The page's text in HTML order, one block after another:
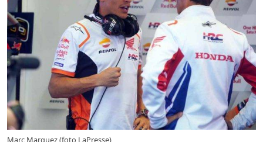
Marc Marquez (foto LaPresse)